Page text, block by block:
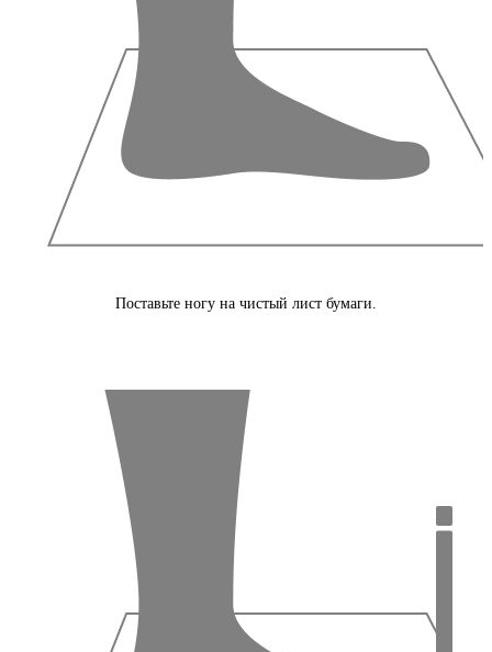
Поставьте ногу на чистый лист бумаги.